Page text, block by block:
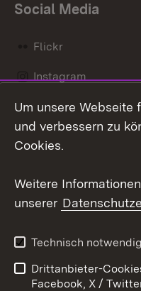
Social Media
Flickr
Instagram
Social Wall
Barrierefreiheit
Impressum
Um unsere Webseite
und verbessern zu
Cookies.
Weitere
unserer
Technisch
Drittanbieter-
Facebook, X /